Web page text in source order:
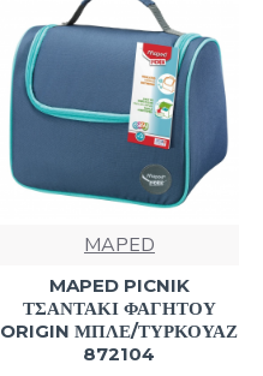
MAPED
MAPED PICNIK
ΤΣΑΝΤΑΚΙ ΦΑΓΗΤΟΥ
ORIGIN ΜΠΛΕ/ΤΥΡΚΟΥΑΖ
872104